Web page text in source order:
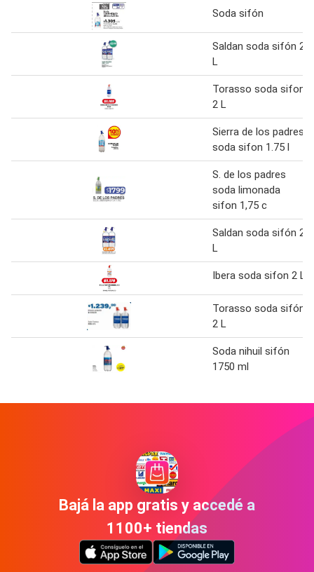
Soda sifón
Saldan soda sifón 2
L
Torasso soda sifon
2 L
Sierra de los padres
soda sifon 1.75 l
S. de los padres
soda limonada
sifon 1,75 c
Saldan soda sifón 2
L
Ibera soda sifon 2 L
Torasso soda sifón
2 L
Soda nihuil sifón
1750 ml
Bajá la app gratis y accedé a
1100+ tiendas